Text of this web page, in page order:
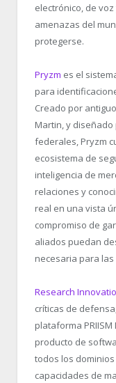
electrónico, de
amenazas del
protegerse.
Pryzm es el
para
Creado por
Martin, y
federales, Pryzm
ecosistema de
inteligencia de
relaciones y
real en una vista
compromiso de
aliados puedan
necesaria para
Research
críticas de
plataforma
producto de
todos los dominios
capacidades de